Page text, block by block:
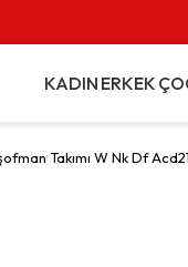
KADIN ERKEK
Takımı W Nk Df